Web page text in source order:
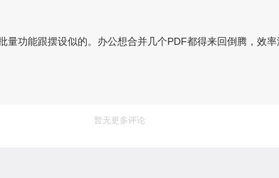
功能跟摆设似的。办公想合并几个PDF都得来回倒腾，效
暂无更多评论